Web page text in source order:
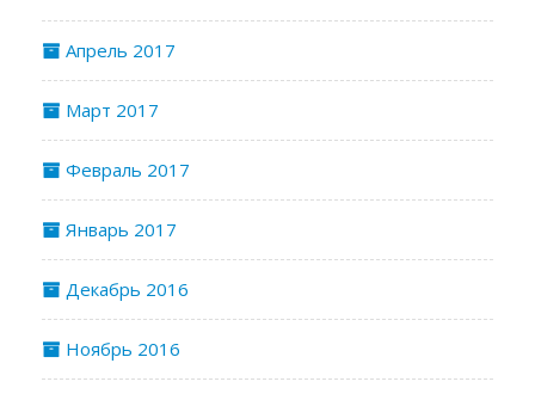
Апрель 2017
Март 2017
Февраль 2017
Январь 2017
Декабрь 2016
Ноябрь 2016